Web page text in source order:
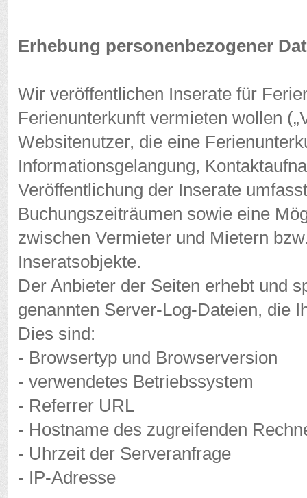
Erhebung personenbezogener
Wir veröffentlichen Inserate für
Ferienunterkunft vermieten wollen
Websitenutzer, die eine
Informationsgelangung,
Veröffentlichung der Inserate
Buchungszeiträumen sowie eine
zwischen Vermieter und Mietern
Inseratsobjekte.
Der Anbieter der Seiten erhebt und
genannten Server-Log-Dateien, die
Dies sind:
- Browsertyp und Browserversion
- verwendetes Betriebssystem
- Referrer URL
- Hostname des zugreifenden
- Uhrzeit der Serveranfrage
- IP-Adresse